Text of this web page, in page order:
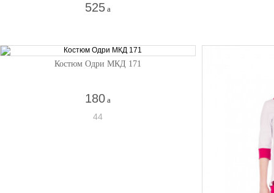
525 a
Костюм Одри МКД 171
180 a
44